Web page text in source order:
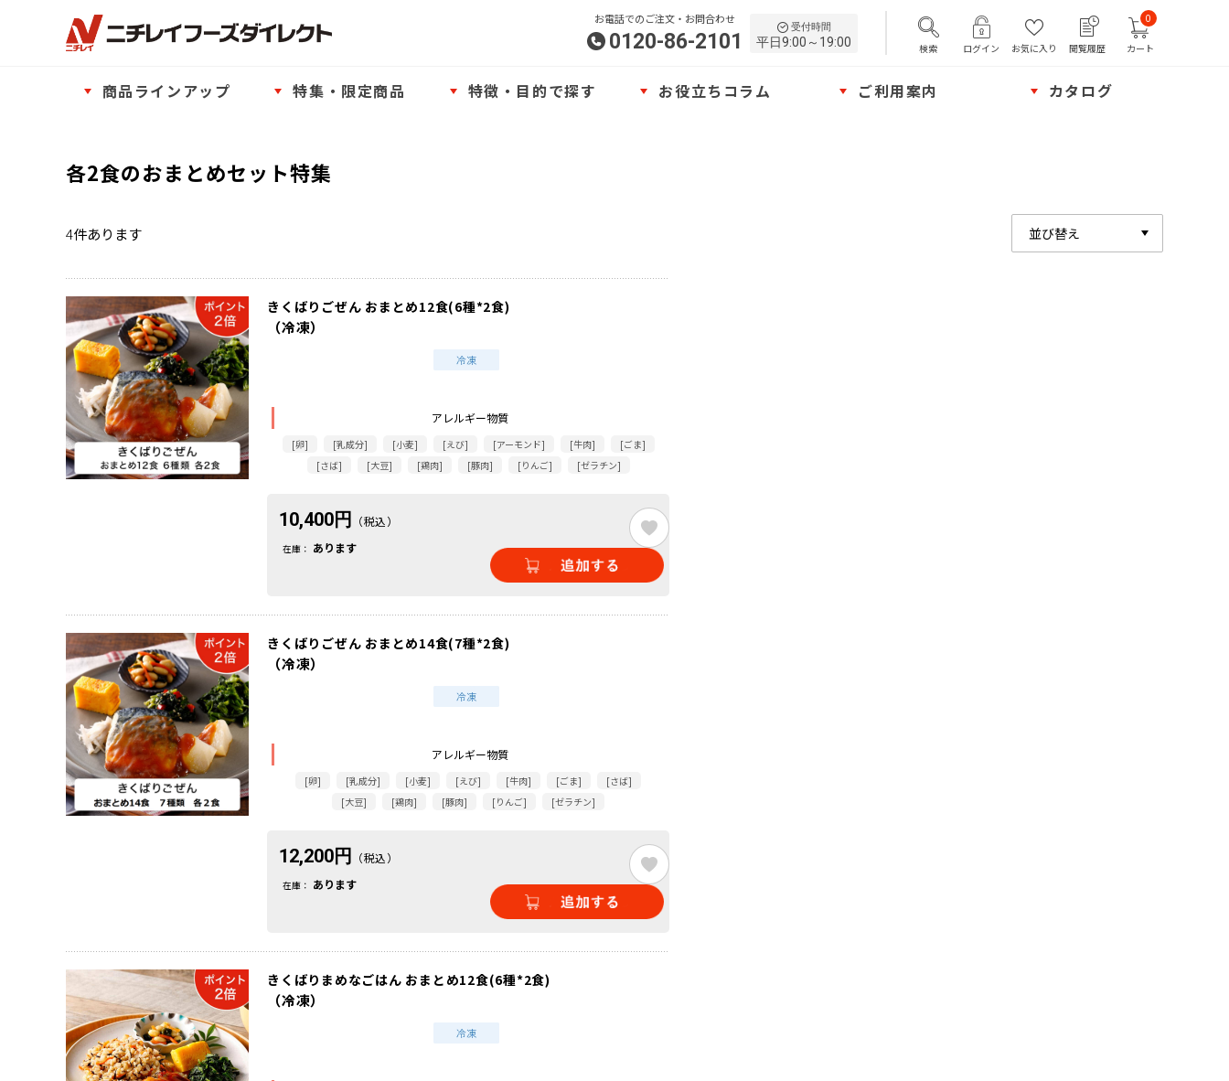
お電話でのご注文・お問合わせ
0120-86-2101
受付時間
平日9:00～19:00 検索 ログイン お気に入り 閲覧履歴 カート
0
商品ラインアップ 特集・限定商品 特徴・目的で探す お役立ちコラム ご利用案内 カタログ
各2食のおまとめセット特集
並び替え
4件あります
きくばりごぜん おまとめ12食(6種*2食)
（冷凍）
アレルギー物質
[卵] [乳成分] [小麦] [えび] [アーモンド] [牛肉]
[ごま]
[さば]
[大豆] [鶏肉] [豚肉] [りんご] [ゼラチン]
10,400円 （税込）
在庫： あります
きくばりごぜん おまとめ14食(7種*2食)
（冷凍）
アレルギー物質
[卵] [乳成分] [小麦] [えび] [牛肉] [ごま]
[さば]
[大豆]
[鶏肉] [豚肉] [りんご] [ゼラチン]
12,200円 （税込）
在庫： あります
きくばりまめなごはん おまとめ12食(6種*2食)
（冷凍）